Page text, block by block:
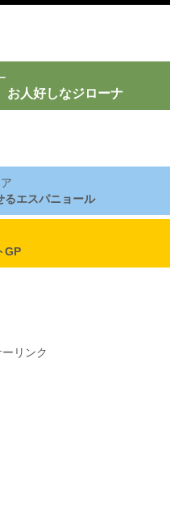
お人好しなジローナ
るエスパニョール
GP
リンク